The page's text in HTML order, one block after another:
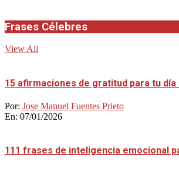
Frases Célebres
View All
15 afirmaciones de gratitud para tu día
Por: Jose Manuel Fuentes Prieto
En: 07/01/2026
111 frases de inteligencia emocional